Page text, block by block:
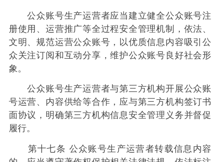
公众账号生产运营者应当建立健全公众账号注
册使用、运营推广等全过程安全管理机制，依法、
文明、规范运营公众账号，以优质信息内容吸引公
众关注订阅和互动分享，维护公众账号良好社会形
象。
公众账号生产运营者与第三方机构开展公众账
号运营、内容供给等合作，应与第三方机构签订书
面协议，明确第三方机构信息安全管理义务并督促
履行。
第十七条 公众账号生产运营者转载信息内容